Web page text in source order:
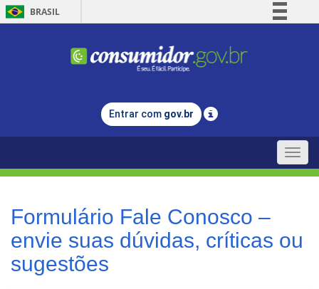
BRASIL
Comunica BR
Legislação
Entrar com gov.br
Toggle
Formulário Fale Conosco –
envie suas dúvidas, críticas ou
sugestões